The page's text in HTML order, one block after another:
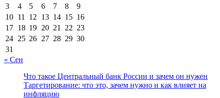
3
4 5 6 7 8
9
10 11 12 13 14 15 16
17 18 19 20 21 22 23
24 25 26 27 28 29 30
31
« Сен
Что такое Центральный банк России и зачем он нужен
Таргетирование: что это, зачем нужно и как влияет на
инфляцию